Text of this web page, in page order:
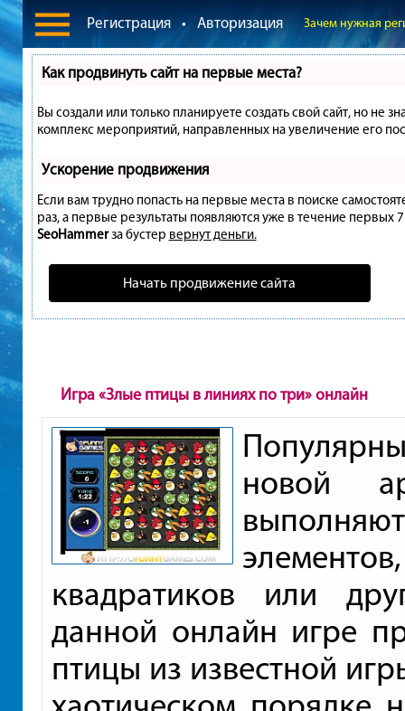
Регистрация • Авторизация Зачем нужная
Как продвинуть сайт на первые места?
Вы создали или только планируете создать свой сайт, но не
комплекс мероприятий, направленных на увеличение его
Ускорение продвижения
Если вам трудно попасть на первые места в поиске
раз, а первые результаты появляются уже в течение первых
SeoHammerза бустер вернут деньги.
Начать продвижение сайта
Игра «Злые птицы в линиях по три» онлайн
новой
квадратиков или
данной онлайн игре
птицы из известной